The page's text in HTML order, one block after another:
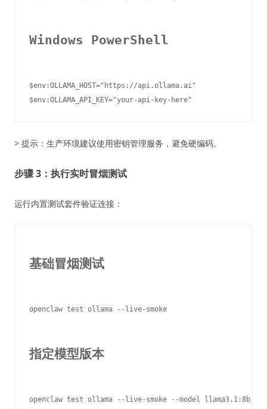
Windows PowerShell
$env:OLLAMA_HOST="https://api.ollama.ai"
> 提示：生产环境建议使用密钥管理服务，避免硬编码。
步骤 3：执行实时冒烟测试
运行内置测试套件验证连接：
基础冒烟测试
openclaw test ollama --live-smoke
指定模型版本
openclaw test ollama --live-smoke --model llama3.1:8b